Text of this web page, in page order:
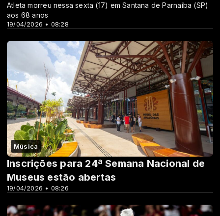
19/04/2026 • 08:28
Atleta morreu nessa sexta (17) em Santana de Parnaíba (SP)
aos 68 anos
Música
19/04/2026 • 08:26
Inscrições para 24ª Semana Nacional de
Museus estão abertas